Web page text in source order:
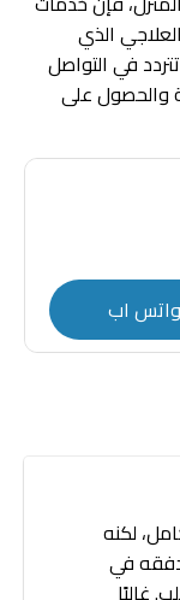
الذي
في التواصل
والحصول على
واتس اب
لكنه
في
غالبًا